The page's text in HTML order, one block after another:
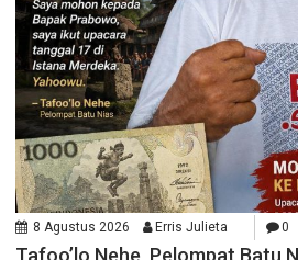
8 Agustus 2026 Erris Julieta 0
Tafoo’lo Nehe, Pelompat Batu